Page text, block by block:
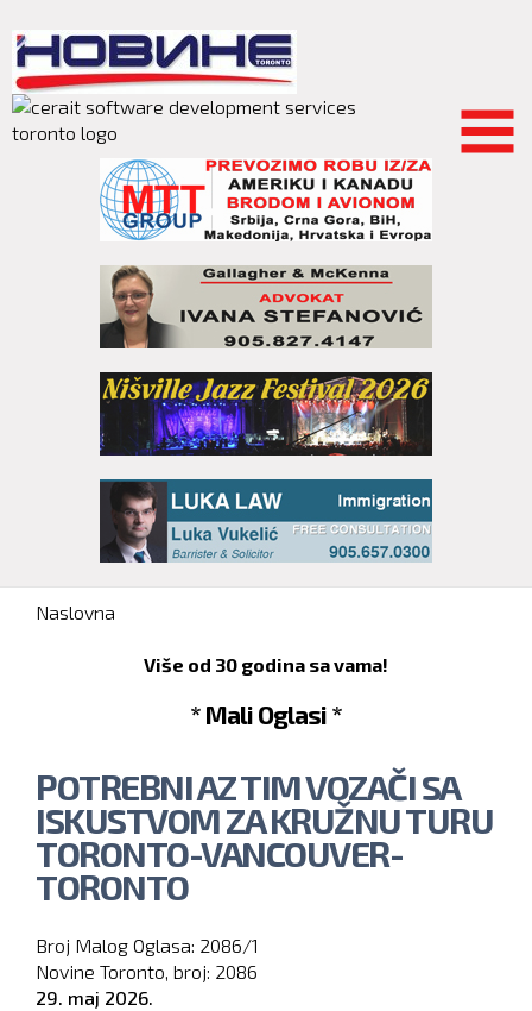
main
content
You are here
Naslovna
Više od 30 godina sa vama!
* Mali Oglasi *
POTREBNI AZ TIM VOZAČI SA
ISKUSTVOM ZA KRUŽNU TURU
TORONTO-VANCOUVER-
TORONTO
Broj Malog Oglasa: 2086/1
Novine Toronto, broj: 2086
29. maj 2026.